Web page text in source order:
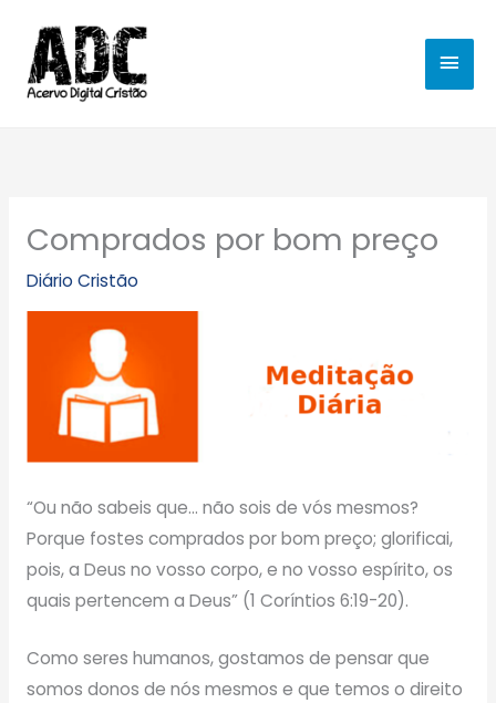
para
conteúdo
Comprados por bom preço
Diário Cristão
“Ou não sabeis que… não sois de vós mesmos?
Porque fostes comprados por bom preço; glorificai,
pois, a Deus no vosso corpo, e no vosso espírito, os
quais pertencem a Deus” (1 Coríntios 6:19-20).
Como seres humanos, gostamos de pensar que
somos donos de nós mesmos e que temos o direito